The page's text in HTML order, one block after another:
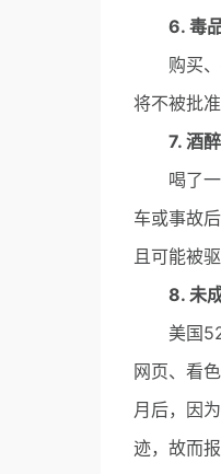
6. 毒
购买、拥
将不被批
7. 酒
喝了一
车或事故
且可能被
8. 未
美国52
网页、看
月后，因
迹，故而